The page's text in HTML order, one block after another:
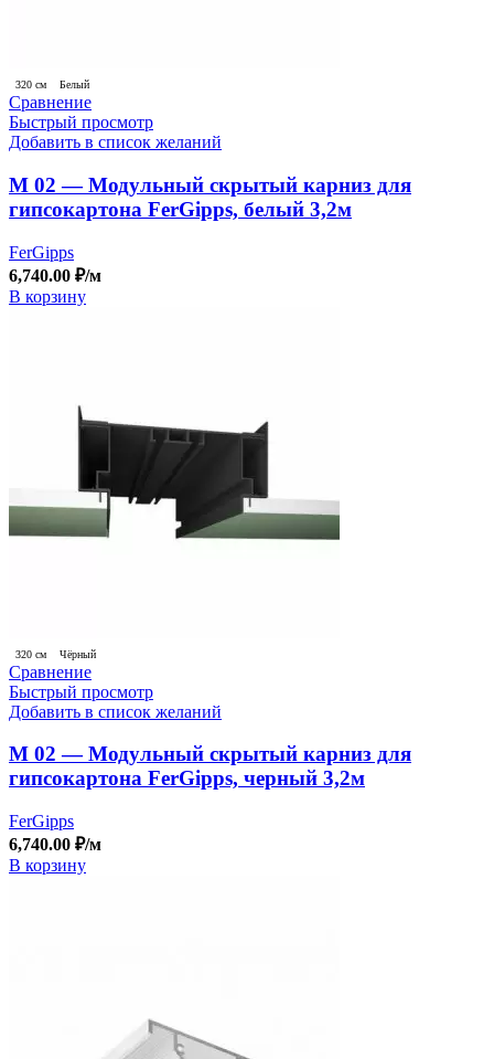
320 см Белый
Сравнение
Быстрый просмотр
Добавить в список желаний
М 02 — Модульный скрытый карниз для
гипсокартона FerGipps, белый 3,2м
FerGipps
6,740.00 ₽/м
В корзину
320 см Чёрный
Сравнение
Быстрый просмотр
Добавить в список желаний
М 02 — Модульный скрытый карниз для
гипсокартона FerGipps, черный 3,2м
FerGipps
6,740.00 ₽/м
В корзину